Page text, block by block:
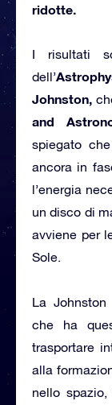
ridotte.
I risultati
dell’
Johnston,
and
spiegato
ancora in
l’energia
un disco di
avviene per
Sole.
La Johnston
che ha
trasportare
alla
nello